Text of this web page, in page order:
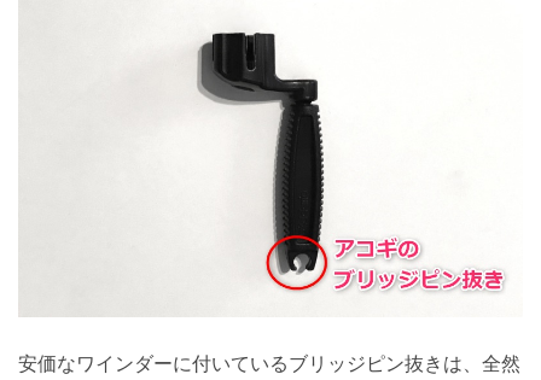
安価なワインダーに付いているブリッジピン抜きは、全然